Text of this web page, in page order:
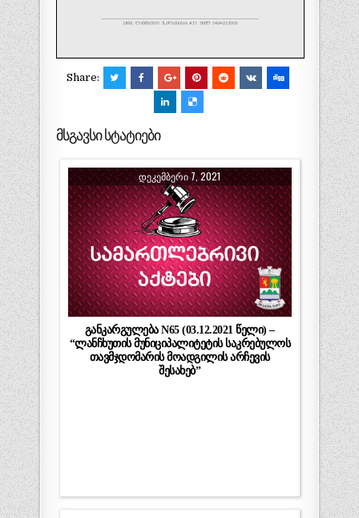
Share:
მსგავსი სტატიები
ᲓᲔᲙᲔᲛᲑᲔᲠᲘ 7, 2021
განკარგულება N65 (03.12.2021 წელი) –
“ლანჩხუთის მუნიციპალიტეტის საკრებულოს
თავმჯდომარის მოადგილის არჩევის
შესახებ”